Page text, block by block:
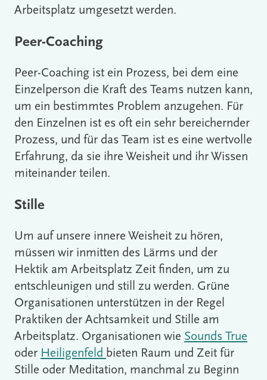
Arbeitsplatz umgesetzt werden.
Peer-Coaching
Peer-Coaching ist ein Prozess, bei dem eine
Einzelperson die Kraft des Teams nutzen kann,
um ein bestimmtes Problem anzugehen. Für
den Einzelnen ist es oft ein sehr bereichernder
Prozess, und für das Team ist es eine wertvolle
Erfahrung, da sie ihre Weisheit und ihr Wissen
miteinander teilen.
Stille
Um auf unsere innere Weisheit zu hören,
müssen wir inmitten des Lärms und der
Hektik am Arbeitsplatz Zeit finden, um zu
entschleunigen und still zu werden. Grüne
Organisationen unterstützen in der Regel
Praktiken der Achtsamkeit und Stille am
Arbeitsplatz. Organisationen wie Sounds True
oder Heiligenfeld bieten Raum und Zeit für
Stille oder Meditation, manchmal zu Beginn